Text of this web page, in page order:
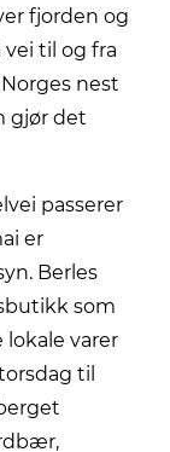
fjorden og
til og fra
nest
gjør det
passerer
er
Berles
som
varer
til